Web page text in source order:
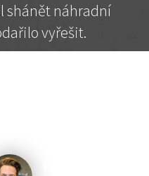
shánět náhradní
vyřešit.